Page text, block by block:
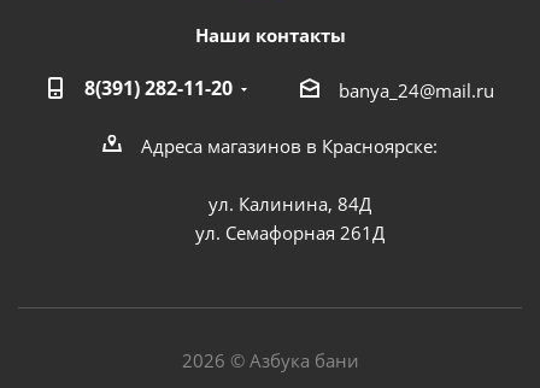
Наши контакты
8(391) 282-11-20 banya_24@mail.ru
Адреса магазинов в Красноярске:
ул. Калинина, 84Д
ул. Семафорная 261Д
2026 © Азбука бани